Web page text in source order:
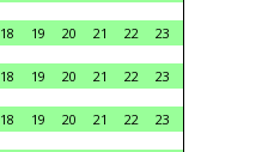
18 19 20 21 22 23
18 19 20 21 22 23
18 19 20 21 22 23